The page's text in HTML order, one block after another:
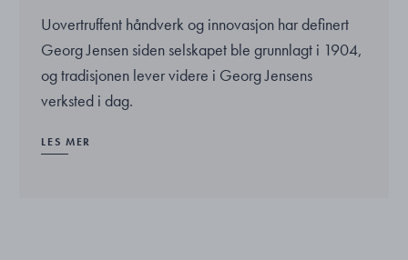
Uovertruffent håndverk og innovasjon har definert
Georg Jensen siden selskapet ble grunnlagt i 1904,
og tradisjonen lever videre i Georg Jensens
verksted i dag.
LES MER